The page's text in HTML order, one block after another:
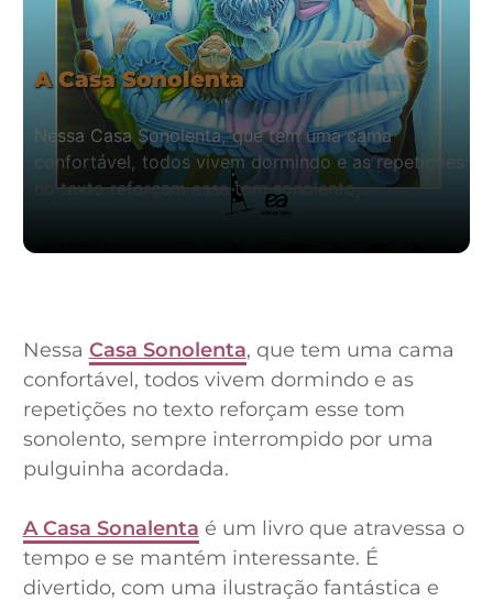
A Casa Sonolenta
Nessa Casa Sonolenta, que tem uma cama
confortável, todos vivem dormindo e as repetições
no texto reforçam esse tom sonolento,…
Nessa Casa Sonolenta, que tem uma cama
confortável, todos vivem dormindo e as
repetições no texto reforçam esse tom
sonolento, sempre interrompido por uma
pulguinha acordada.
A Casa Sonalenta é um livro que atravessa o
tempo e se mantém interessante. É
divertido, com uma ilustração fantástica e